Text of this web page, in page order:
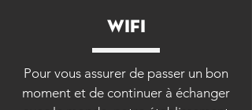
WIFI
Pour vous assurer de passer un bon
moment et de continuer à échanger